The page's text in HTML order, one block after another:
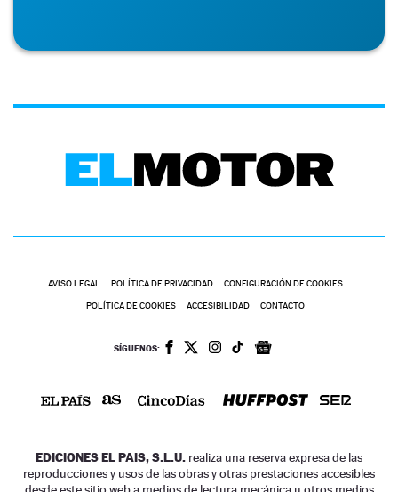
AVISO LEGAL POLÍTICA DE PRIVACIDAD CONFIGURACIÓN DE COOKIES
POLÍTICA DE COOKIES ACCESIBILIDAD CONTACTO
SÍGUENOS:
EDICIONES EL PAIS, S.L.U. realiza una reserva expresa de las
reproducciones y usos de las obras y otras prestaciones accesibles